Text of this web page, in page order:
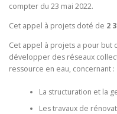
compter du 23 mai 2022.
Cet appel à projets doté de 2
Cet appel à projets a pour but
développer des réseaux
ressource en eau, concernant :
La structuration et la
Les travaux de